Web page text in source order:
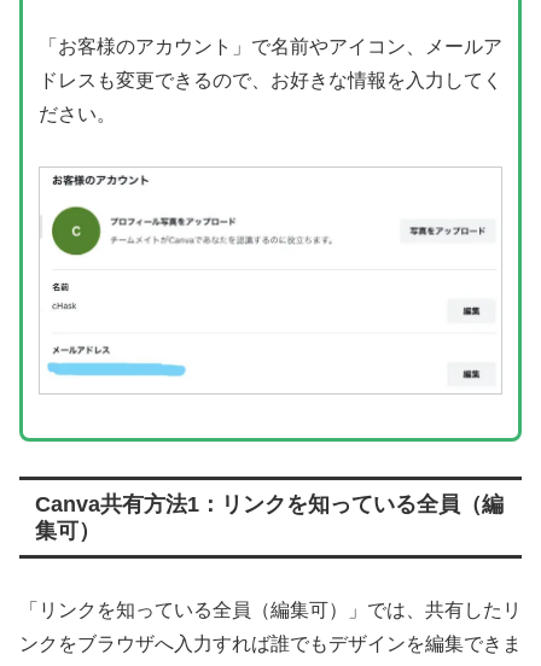
「お客様のアカウント」で名前やアイコン、メールア
ドレスも変更できるので、お好きな情報を入力してく
ださい。
Canva共有方法1：リンクを知っている全員（編
集可）
「リンクを知っている全員（編集可）」では、共有したリ
ンクをブラウザへ入力すれば誰でもデザインを編集できま